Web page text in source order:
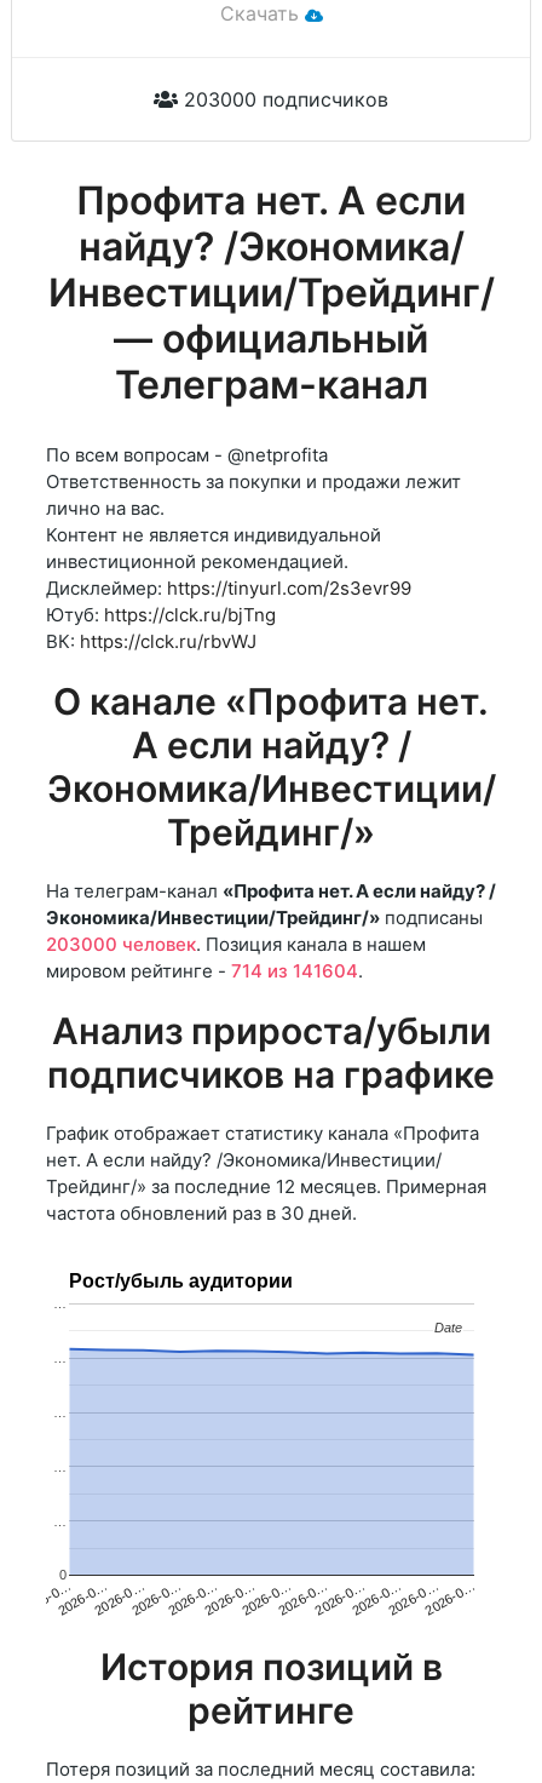
Скачать
203000 подписчиков
Профита нет. А если
найду? /Экономика/
Инвестиции/Трейдинг/
— официальный
Телеграм-канал
По всем вопросам - @netprofita
Ответственность за покупки и продажи лежит
лично на вас.
Контент не является индивидуальной
инвестиционной рекомендацией.
Дисклеймер: https://tinyurl.com/2s3evr99
Ютуб: https://clck.ru/bjTng
ВК: https://clck.ru/rbvWJ
О канале «Профита нет.
А если найду? /
Экономика/Инвестиции/
Трейдинг/»
На телеграм-канал «Профита нет. А если найду? /
Экономика/Инвестиции/Трейдинг/» подписаны
203000 человек. Позиция канала в нашем
мировом рейтинге - 714 из 141604.
Анализ прироста/убыли
подписчиков на графике
График отображает статистику канала «Профита
нет. А если найду? /Экономика/Инвестиции/
Трейдинг/» за последние 12 месяцев. Примерная
частота обновлений раз в 30 дней.
Рост/убыль аудитории
2026-0…2026-0…2026-0…2026-0…2026-0…2026-0…2026-0…2026-0…2026-0…2026-0…2026-0…2026-0…
0
…
…
Date
Date
История позиций в
рейтинге
Потеря позиций за последний месяц составила: